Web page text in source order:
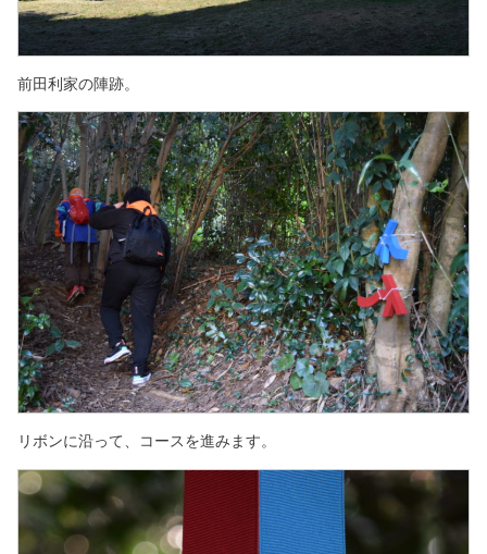
前田利家の陣跡。
リボンに沿って、コースを進みます。